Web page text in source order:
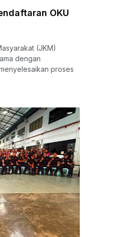
OKU
(JKM)
dengan
proses